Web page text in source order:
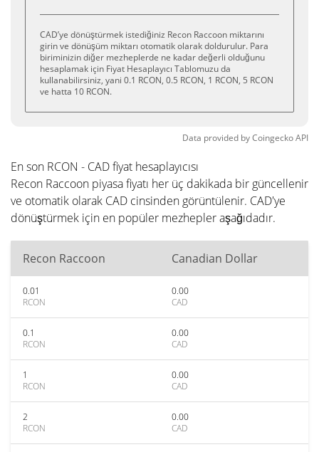
CAD’ye dönüştürmek istediğiniz Recon Raccoon miktarını
girin ve dönüşüm miktarı otomatik olarak doldurulur. Para
biriminizin diğer mezheplerde ne kadar değerli olduğunu
hesaplamak için Fiyat Hesaplayıcı Tablomuzu da
kullanabilirsiniz, yani 0.1 RCON, 0.5 RCON, 1 RCON, 5 RCON
ve hatta 10 RCON.
Data provided byCoingeckoAPI
En son RCON - CAD fiyat hesaplayıcısı
Recon Raccoon piyasa fiyatı her üç dakikada bir güncellenir
ve otomatik olarak CAD cinsinden görüntülenir. CAD'ye
dönüştürmek için en popüler mezhepler aşağıdadır.
Recon Raccoon Canadian Dollar
0.01
RCON
0.00
CAD
0.1
RCON
0.00
CAD
1
RCON
0.00
CAD
2
RCON
0.00
CAD